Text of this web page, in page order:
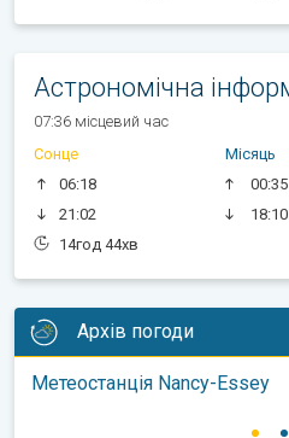
Астрономічна
07:36 місцевий час
Сонце
06:18
21:02
14год 44хв
Місяць
00:35
18:10
Архів погоди
Метеостанція Nancy-Essey